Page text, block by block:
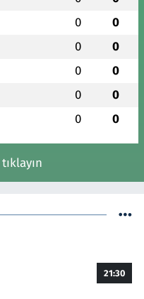
0 0
0 0
0 0
0 0
0 0
21:30